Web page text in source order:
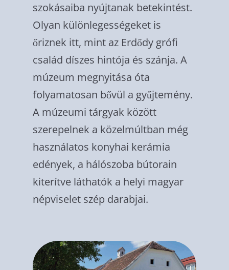
szokásaiba nyújtanak betekintést.
Olyan különlegességeket is
őriznek itt, mint az Er­dődy grófi
család díszes hintója és szánja. A
múzeum megnyitása óta
folyamatosan bő­vül a gyűjtemény.
A múzeumi tárgyak között
szerepelnek a közelmúltban még
használa­tos konyhai kerámia
edények, a hálószoba bútorain
kiterítve láthatók a helyi magyar
népviselet szép darabjai.